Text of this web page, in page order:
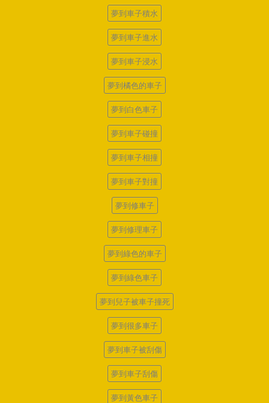
夢到車子積水
夢到車子進水
夢到車子浸水
夢到橘色的車子
夢到白色車子
夢到車子碰撞
夢到車子相撞
夢到車子對撞
夢到修車子
夢到修理車子
夢到綠色的車子
夢到綠色車子
夢到兒子被車子撞死
夢到很多車子
夢到車子被刮傷
夢到車子刮傷
夢到黃色車子